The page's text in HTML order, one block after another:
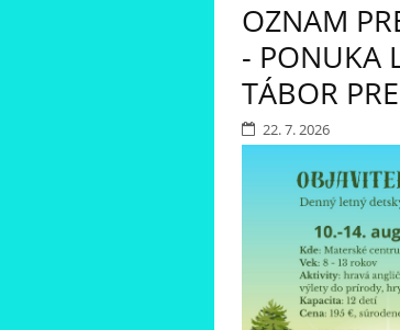
OZNAM
- PONUKA
TÁBOR
22. 7. 2026